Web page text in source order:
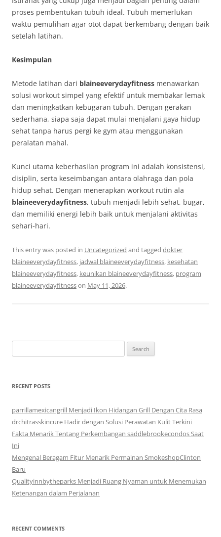
proses pembentukan tubuh ideal. Tubuh memerlukan
waktu pemulihan agar otot dapat berkembang dengan baik
setelah latihan.
Kesimpulan
Metode latihan dari blaineeverydayfitness menawarkan
solusi workout simpel yang efektif untuk membakar lemak
dan meningkatkan kebugaran tubuh. Dengan gerakan
sederhana, siapa saja dapat mulai menjalani gaya hidup
sehat tanpa harus pergi ke gym atau menggunakan
peralatan mahal.
Kunci utama keberhasilan program ini adalah konsistensi,
disiplin, serta keseimbangan antara olahraga dan pola
hidup sehat. Dengan menerapkan workout rutin ala
blaineeverydayfitness, tubuh menjadi lebih sehat, bugar,
dan memiliki energi lebih baik untuk menjalani aktivitas
sehari-hari.
This entry was posted in Uncategorized and tagged dokter
blaineeverydayfitness, jadwal blaineeverydayfitness, kesehatan
blaineeverydayfitness, keunikan blaineeverydayfitness, program
blaineeverydayfitnesson May 11, 2026.
for:
RECENT POSTS
parrillamexicangrill Menjadi Ikon Hidangan Grill Dengan Cita Rasa
drchitrasskincure Hadir dengan Solusi Perawatan Kulit Terkini
Fakta Menarik Tentang Perkembangan saddlebrookecondos Saat
Ini
Mengenal Beragam Fitur Menarik Permainan SmokeshopClinton
Baru
Qualityinnbytheparks Menjadi Ruang Nyaman untuk Menemukan
Ketenangan dalam Perjalanan
RECENT COMMENTS